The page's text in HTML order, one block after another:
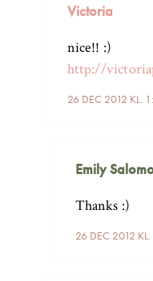
Victoria
26 DEC 2012 KL.
nice!! :)
http://
Emily
26 DEC 2012
Thanks :)